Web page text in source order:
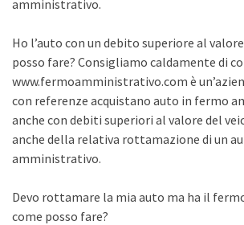
amministrativo.
Ho l’auto con un debito superiore al
posso fare? Consigliamo caldamente di
www.fermoamministrativo.com è
con referenze acquistano auto in fermo
anche con debiti superiori al valore del
anche della relativa rottamazione di un
amministrativo.
Devo rottamare la mia auto ma ha il
come posso fare?